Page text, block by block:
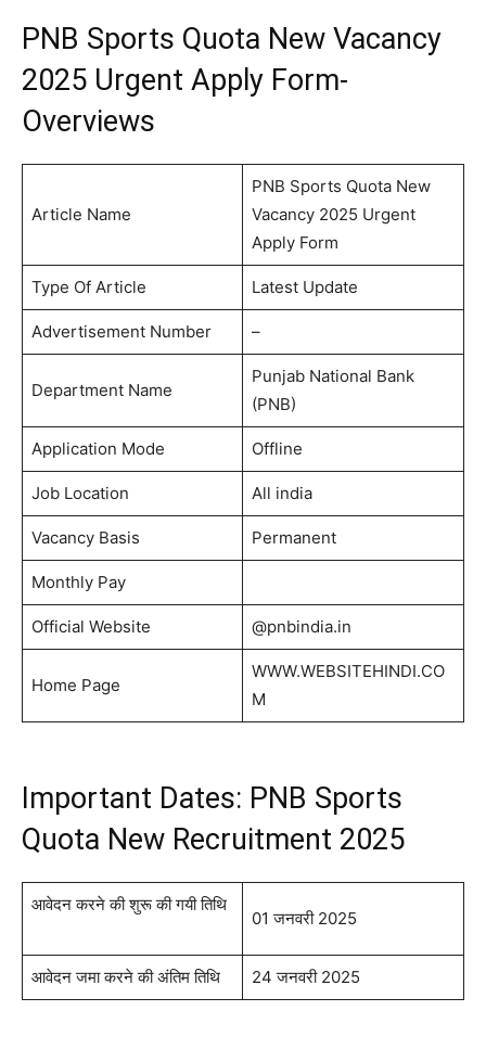
PNB Sports Quota New Vacancy
2025 Urgent Apply Form-
Overviews
Article Name
PNB Sports Quota New
Vacancy 2025 Urgent
Apply Form
Type Of Article Latest Update
Advertisement Number –
Department Name
Punjab National Bank
(PNB)
Application Mode Offline
Job Location All india
Vacancy Basis Permanent
Monthly Pay
Official Website @pnbindia.in
Home Page
WWW.WEBSITEHINDI.CO
M
Important Dates: PNB Sports
Quota New Recruitment 2025
आवेदन करने की शुरू की गयी तिथि
01 जनवरी 2025
आवेदन जमा करने की अंतिम तिथि 24 जनवरी 2025